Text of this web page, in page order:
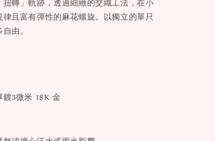
轉」軌跡，透過細緻的交織工法，在小
且富有彈性的麻花螺旋。以獨立的單只
由。
3微米 18K 金